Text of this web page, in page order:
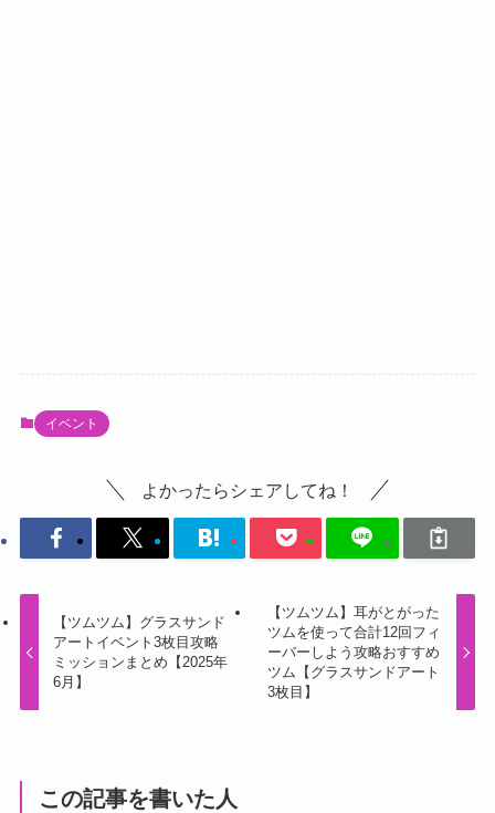
イベント
よかったらシェアしてね！
【ツムツム】グラスサンド
アートイベント3枚目攻略
ミッションまとめ【2025年
6月】
【ツムツム】耳がとがった
ツムを使って合計12回フィ
ーバーしよう攻略おすすめ
ツム【グラスサンドアート
3枚目】
この記事を書いた人